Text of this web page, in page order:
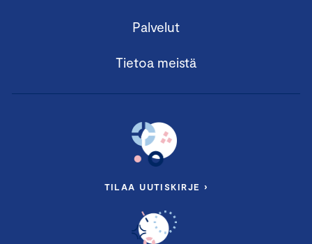
Palvelut
Tietoa meistä
TILAA UUTISKIRJE ›